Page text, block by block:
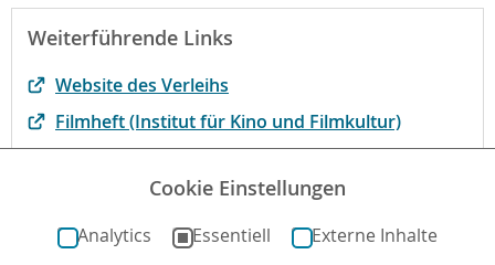
Weiterführende Links
Website des Verleihs
Filmheft (Institut für Kino und Filmkultur)
Der Film bei filmportal.de
Cookie Einstellungen
Analytics Essentiell Externe Inhalte